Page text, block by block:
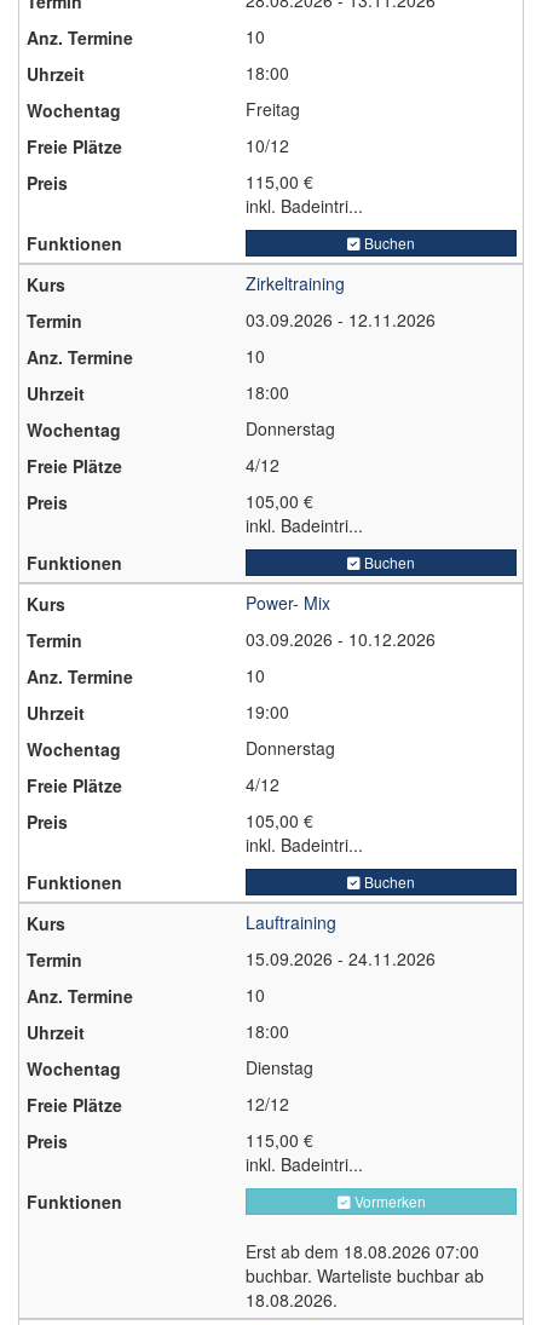
10
18:00
Freitag
10/12
115,00 €
inkl. Badeintri...
Buchen
Zirkeltraining
03.09.2026 - 12.11.2026
10
18:00
Donnerstag
4/12
105,00 €
inkl. Badeintri...
Buchen
Power- Mix
03.09.2026 - 10.12.2026
10
19:00
Donnerstag
4/12
105,00 €
inkl. Badeintri...
Buchen
Lauftraining
15.09.2026 - 24.11.2026
10
18:00
Dienstag
12/12
115,00 €
inkl. Badeintri...
Vormerken
Erst ab dem 18.08.2026 07:00
buchbar. Warteliste buchbar ab
18.08.2026.